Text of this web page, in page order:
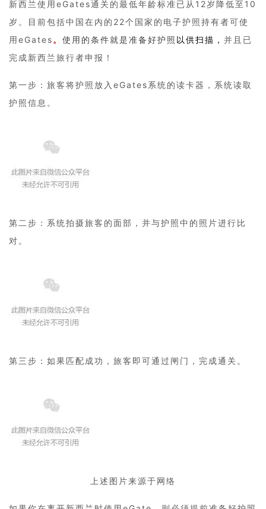
新西兰使用eGates通关的最低年龄标准已从12岁降低至10
岁。目前包括中国在内的22个国家的电子护照持有者可使
用eGates。 使用的条件就是准备好护照 以供扫描， 并且已
完成新西兰旅行者申报！
第一步：旅客将护照放入eGates系统的读卡器，系统读取
护照信息。
第二步：系统拍摄旅客的面部，并与护照中的照片进行比
对。
第三步：如果匹配成功，旅客即可通过闸门，完成通关。
上述图片来源于网络